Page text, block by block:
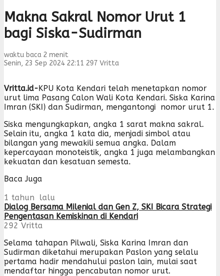
Makna Sakral Nomor Urut 1
bagi Siska-Sudirman
waktu baca 2 menit
Senin, 23 Sep 2024 22:11 297 Vritta
Vritta.id-KPU Kota Kendari telah menetapkan nomor
urut lima Pasang Calon Wali Kota Kendari. Siska Karina
Imran (SKI) dan Sudirman, mengantongi nomor urut 1.
Siska mengungkapkan, angka 1 sarat makna sakral.
Selain itu, angka 1 kata dia, menjadi simbol atau
bilangan yang mewakili semua angka. Dalam
kepercayaan monoteistik, angka 1 juga melambangkan
kekuatan dan kesatuan semesta.
Baca Juga
1 tahun lalu
Dialog Bersama Milenial dan Gen Z, SKI Bicara Strategi
Pengentasan Kemiskinan di Kendari
292 Vritta
Selama tahapan Pilwali, Siska Karina Imran dan
Sudirman diketahui merupakan Paslon yang selalu
pertama hadir mendahului paslon lain, mulai saat
mendaftar hingga pencabutan nomor urut.